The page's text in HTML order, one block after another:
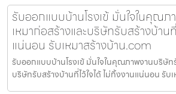
รับออกแบบบ้านโรงเข้ มั่นใจในคุณ
เหมาก่อสร้างและบริษัทรับสร้างบ้านที่
แน่นอน รับเหมาสร้างบ้าน.com
รับออกแบบบ้านโรงเข้ มั่นใจในคุณภาพงานบริษัท
บริษัทรับสร้างบ้านที่ไว้ใจได้ ไม่ทิ้งงานแน่นอน รับเ